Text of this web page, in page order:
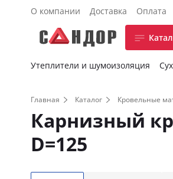
О компании Доставка Оплата
Утеплители и шумоизоляция
Главная Каталог Кровельные
Карнизный
D=125